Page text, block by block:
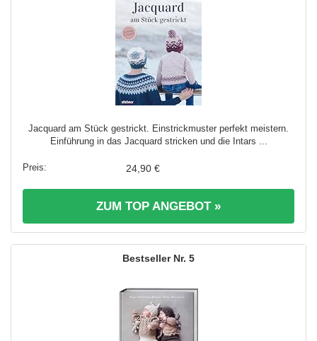
Jacquard am Stück gestrickt. Einstrickmuster perfekt meistern.
Einführung in das Jacquard stricken und die Intars ...
24,90 €
ZUM TOP ANGEBOT »
5